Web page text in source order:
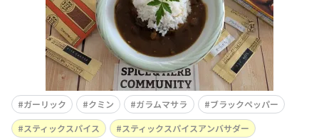
ガーリック クミン ガラムマサラ
ブラックペッパー
スティックスパイス
スティックスパイスアンバサダー